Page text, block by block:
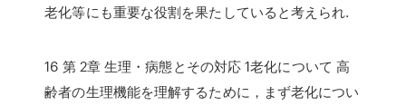
老化等にも重要な役割を果たしていると考えられ.
16 第 2章 生理・病態とその対応 1老化について 高
齢者の生理機能を理解するために，まず老化につい